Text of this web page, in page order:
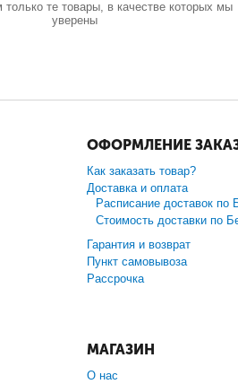
те товары, в качестве которых мы
уверены
ОФОРМЛЕНИЕ
Как заказать товар?
Доставка и оплата
Расписание доставок по
Стоимость доставки по
Гарантия и возврат
Пункт самовывоза
Рассрочка
МАГАЗИН
О нас